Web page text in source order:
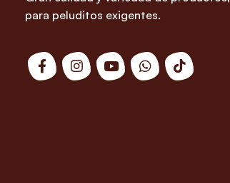
para peluditos exigentes.